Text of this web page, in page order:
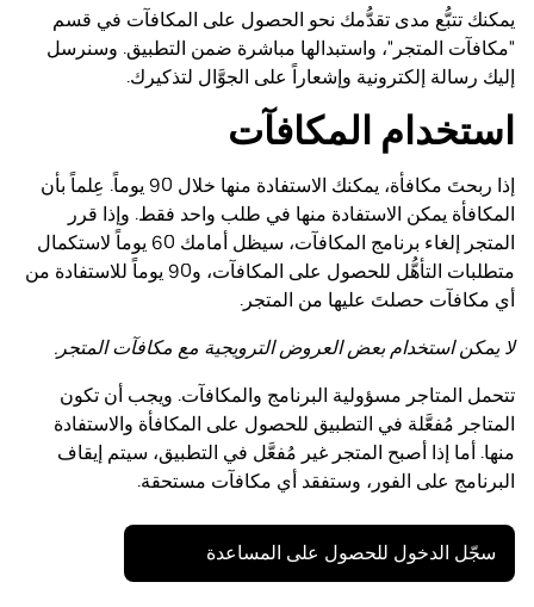
يمكنك تتبُّع مدى تقدُّمك نحو الحصول على المكافآت في قسم
"مكافآت المتجر"، واستبدالها مباشرة ضمن التطبيق. وسنرسل
إليك رسالة إلكترونية وإشعاراً على الجوَّال لتذكيرك.
استخدام المكافآت
إذا ربحتَ مكافأة، يمكنك الاستفادة منها خلال 90 يوماً. عِلماً بأن
المكافأة يمكن الاستفادة منها في طلب واحد فقط. وإذا قرر
المتجر إلغاء برنامج المكافآت، سيظل أمامك 60 يوماً لاستكمال
متطلبات التأهُّل للحصول على المكافآت، و90 يوماً للاستفادة من
أي مكافآت حصلتَ عليها من المتجر.
لا يمكن استخدام بعض العروض الترويجية مع مكافآت المتجر.
تتحمل المتاجر مسؤولية البرنامج والمكافآت. ويجب أن تكون
المتاجر مُفعَّلة في التطبيق للحصول على المكافأة والاستفادة
منها. أما إذا أصبح المتجر غير مُفعَّل في التطبيق، سيتم إيقاف
البرنامج على الفور، وستفقد أي مكافآت مستحقة.
سجّل الدخول للحصول على المساعدة